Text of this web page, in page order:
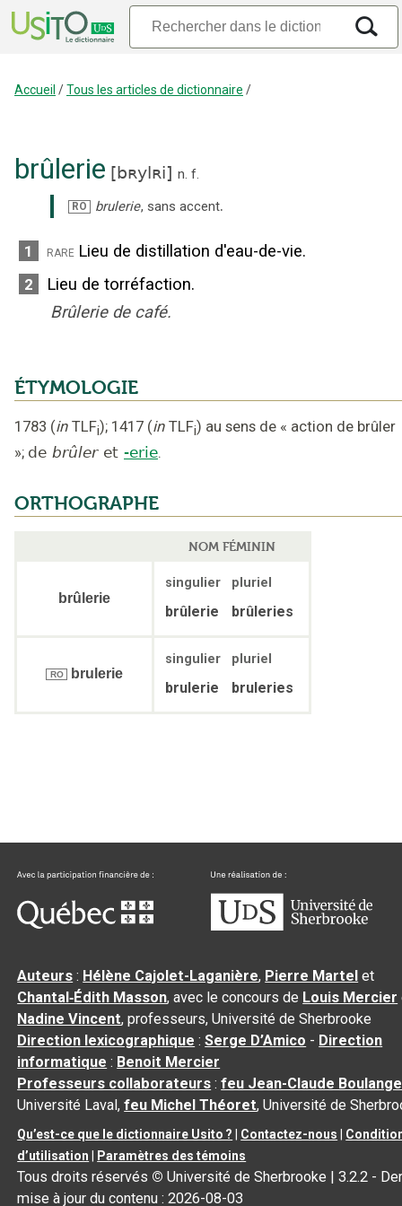
Accueil /Tous les articles de dictionnaire /
brûlerie [bʀylʀi] n. f.
RO brulerie, sans accent.
1 rare Lieu de distillation d'eau-de-vie.
2
Lieu de torréfaction.
Brûlerie de café.
ÉTYMOLOGIE
1783 (in TLFi); 1417 (in TLFi) au sens de « action de brûler
»; de brûler et -erie.
ORTHOGRAPHE
NOM FÉMININ
brûlerie
singulier pluriel
brûlerie brûleries
RO brulerie
singulier pluriel
brulerie bruleries
Auteurs : Hélène Cajolet-Laganière, Pierre Martel et
Chantal‑Édith Masson, avec le concours de Louis Mercier
Nadine Vincent, professeurs, Université de Sherbrooke
Direction lexicographique :Serge D’Amico - Direction
informatique : Benoit Mercier
Professeurs collaborateurs :feu Jean-Claude
Université Laval,feu Michel Théoret, Université de
Qu’est-ce que le dictionnaire Usito ? Contactez-nous
d’utilisation
Paramètres des témoins
Tous droits réservés © Université de Sherbrooke |3.2.2 -
mise à jour du contenu :2026-08-03